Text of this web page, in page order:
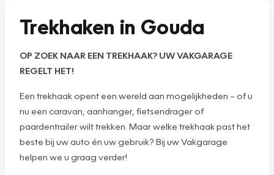
Trekhaken in Gouda
OP ZOEK NAAR EEN TREKHAAK? UW VAKGARAGE
REGELT HET!
Een trekhaak opent een wereld aan mogelijkheden – of u
nu een caravan, aanhanger, fietsendrager of
paardentrailer wilt trekken. Maar welke trekhaak past het
beste bij uw auto én uw gebruik? Bij uw Vakgarage
helpen we u graag verder!